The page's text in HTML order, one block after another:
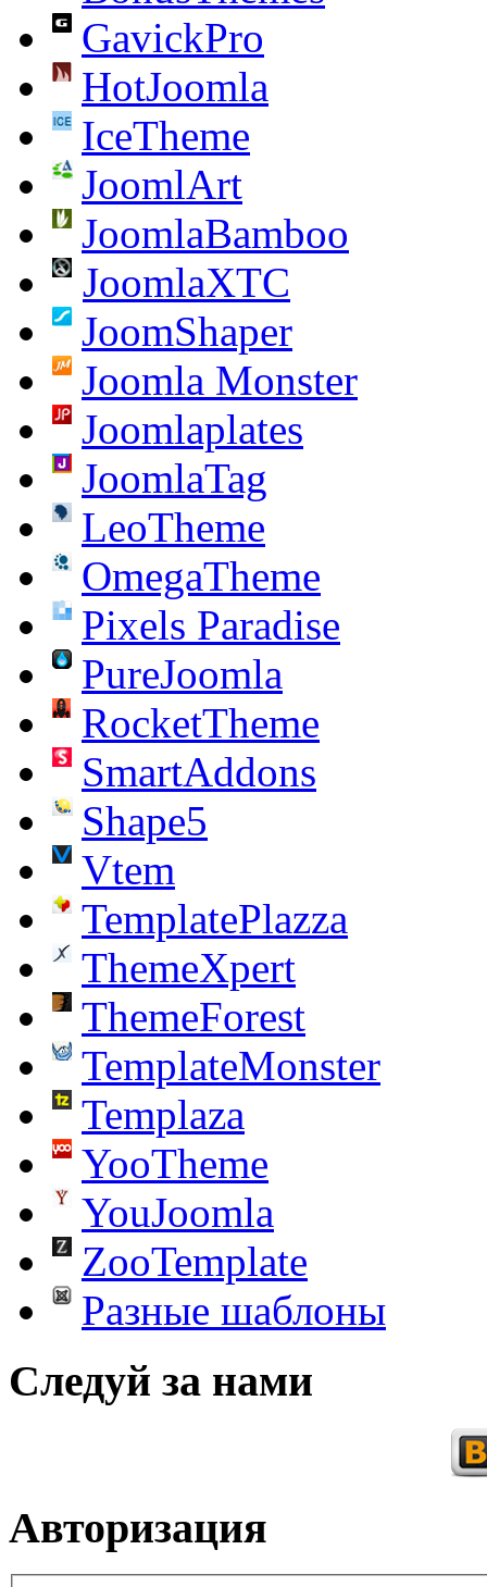
GavickPro
HotJoomla
IceTheme
JoomlArt
JoomlaBamboo
JoomlaXTC
JoomShaper
Joomla Monster
Joomlaplates
JoomlaTag
LeoTheme
OmegaTheme
Pixels Paradise
PureJoomla
RocketTheme
SmartAddons
Shape5
Vtem
TemplatePlazza
ThemeXpert
ThemeForest
TemplateMonster
Templaza
YooTheme
YouJoomla
ZooTemplate
Разные шаблоны
Следуй за нами
Авторизация